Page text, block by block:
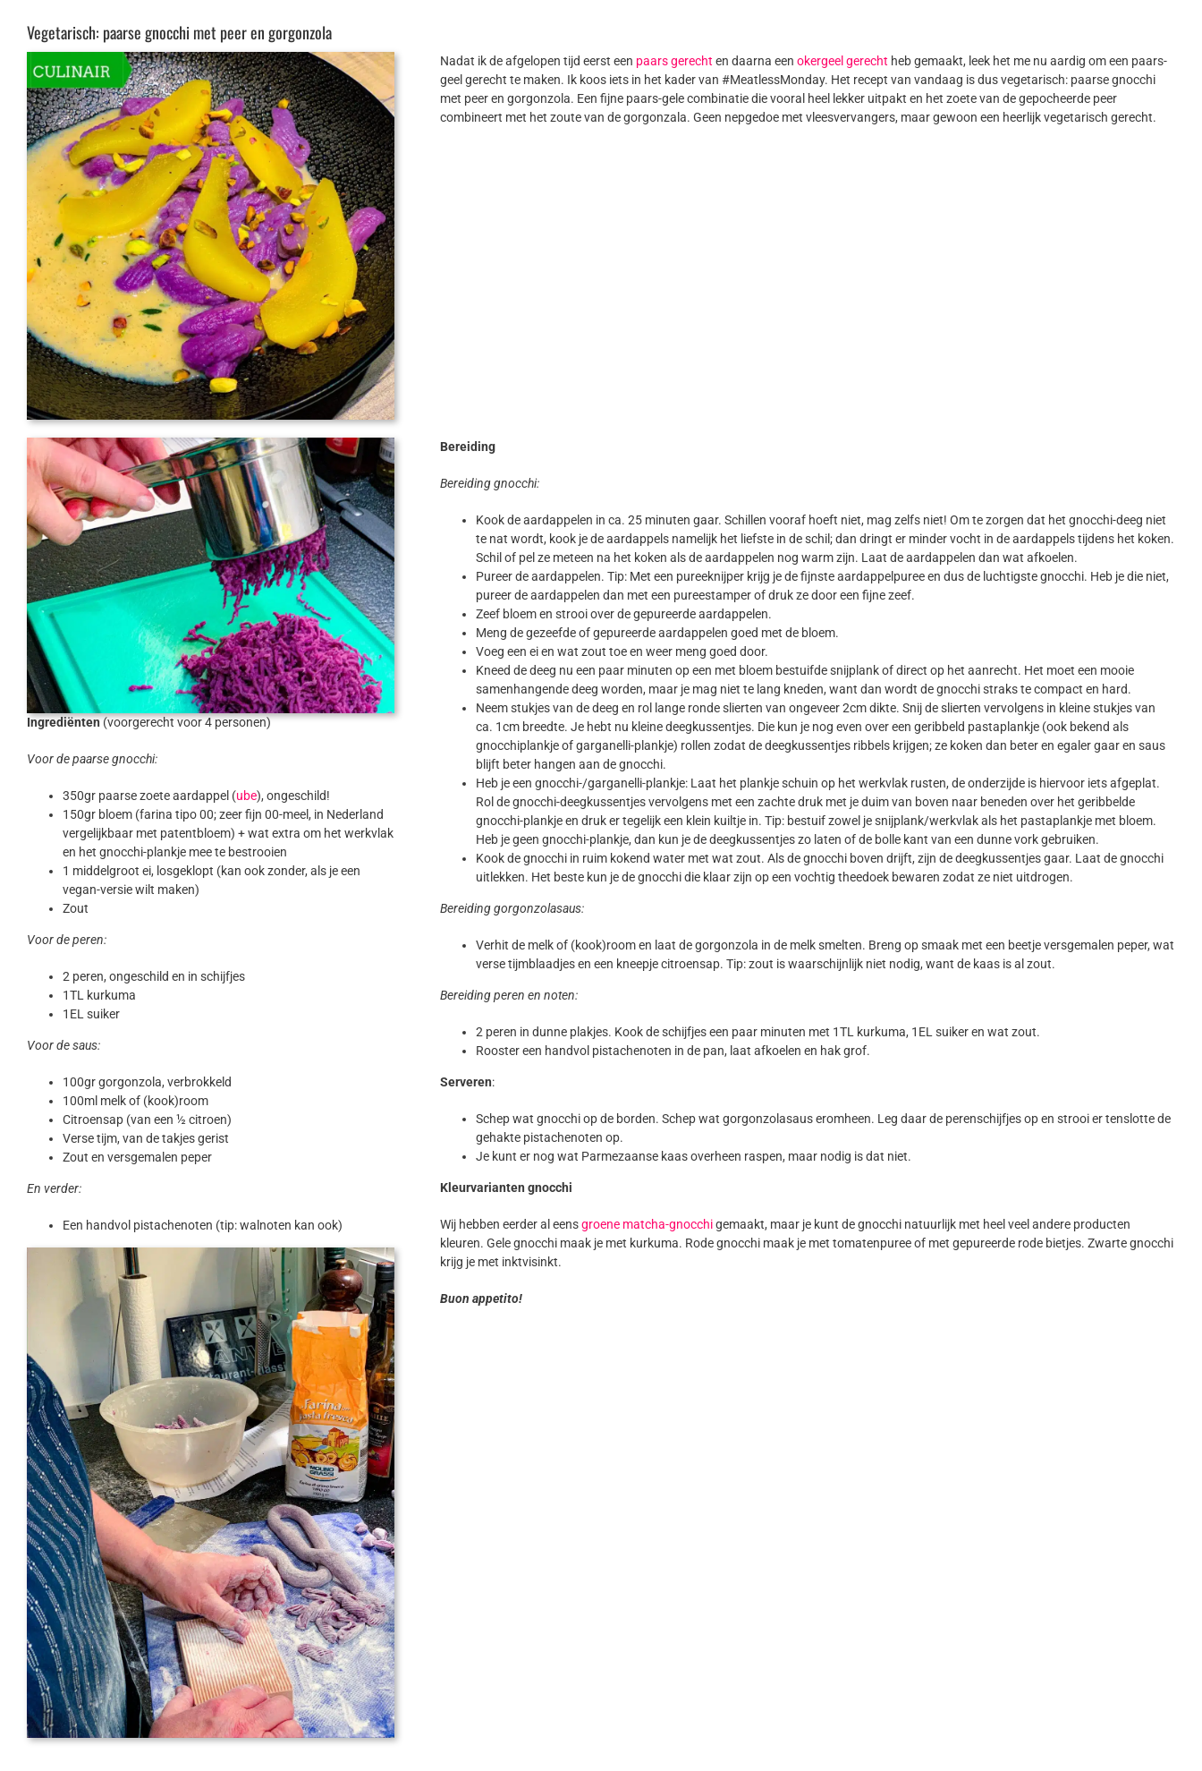
Vegetarisch: paarse gnocchi met peer en gorgonzola
Nadat ik de afgelopen tijd eerst een paars gerecht en daarna eenokergeel gerecht heb gemaakt, leek het me nu aardig om een paars-
geel gerecht te maken. Ik koos iets in het kader van #MeatlessMonday. Het recept van vandaag is dus vegetarisch: paarse gnocchi
met peer en gorgonzola. Een fijne paars-gele combinatie die vooral heel lekker uitpakt en het zoete van de gepocheerde peer
combineert met het zoute van de gorgonzala. Geen nepgedoe met vleesvervangers, maar gewoon een heerlijk vegetarisch gerecht.
Ingrediënten(voorgerecht voor 4 personen)
Voor de paarse gnocchi:
350gr paarse zoete aardappel (ube), ongeschild!
150gr bloem (farina tipo 00; zeer fijn 00-meel, in Nederland
vergelijkbaar met patentbloem) + wat extra om het werkvlak
en het gnocchi-plankje mee te bestrooien
1 middelgroot ei, losgeklopt (kan ook zonder, als je een
vegan-versie wilt maken)
Zout
Voor de peren:
2 peren, ongeschild en in schijfjes
1TL kurkuma
1EL suiker
Voor de saus:
100gr gorgonzola, verbrokkeld
100ml melk of (kook)room
Citroensap (van een ½ citroen)
Verse tijm, van de takjes gerist
Zout en versgemalen peper
En verder:
Een handvol pistachenoten (tip: walnoten kan ook)
Bereiding
Bereiding gnocchi:
Kook de aardappelen in ca. 25 minuten gaar. Schillen vooraf hoeft niet, mag zelfs niet! Om te zorgen dat het gnocchi-deeg niet
te nat wordt, kook je de aardappels namelijk het liefste in de schil; dan dringt er minder vocht in de aardappels tijdens het koken.
Schil of pel ze meteen na het koken als de aardappelen nog warm zijn. Laat de aardappelen dan wat afkoelen.
Pureer de aardappelen. Tip: Met een pureeknijper krijg je de fijnste aardappelpuree en dus de luchtigste gnocchi. Heb je die niet,
pureer de aardappelen dan met een pureestamper of druk ze door een fijne zeef.
Zeef bloem en strooi over de gepureerde aardappelen.
Meng de gezeefde of gepureerde aardappelen goed met de bloem.
Voeg een ei en wat zout toe en weer meng goed door.
Kneed de deeg nu een paar minuten op een met bloem bestuifde snijplank of direct op het aanrecht. Het moet een mooie
samenhangende deeg worden, maar je mag niet te lang kneden, want dan wordt de gnocchi straks te compact en hard.
Neem stukjes van de deeg en rol lange ronde slierten van ongeveer 2cm dikte. Snij de slierten vervolgens in kleine stukjes van
ca. 1cm breedte. Je hebt nu kleine deegkussentjes. Die kun je nog even over een geribbeld pastaplankje (ook bekend als
gnocchiplankje of garganelli-plankje) rollen zodat de deegkussentjes ribbels krijgen; ze koken dan beter en egaler gaar en saus
blijft beter hangen aan de gnocchi.
Heb je een gnocchi-/garganelli-plankje: Laat het plankje schuin op het werkvlak rusten, de onderzijde is hiervoor iets afgeplat.
Rol de gnocchi-deegkussentjes vervolgens met een zachte druk met je duim van boven naar beneden over het geribbelde
gnocchi-plankje en druk er tegelijk een klein kuiltje in. Tip: bestuif zowel je snijplank/werkvlak als het pastaplankje met bloem.
Heb je geen gnocchi-plankje, dan kun je de deegkussentjes zo laten of de bolle kant van een dunne vork gebruiken.
Kook de gnocchi in ruim kokend water met wat zout. Als de gnocchi boven drijft, zijn de deegkussentjes gaar. Laat de gnocchi
uitlekken. Het beste kun je de gnocchi die klaar zijn op een vochtig theedoek bewaren zodat ze niet uitdrogen.
Bereiding gorgonzolasaus:
Verhit de melk of (kook)room en laat de gorgonzola in de melk smelten. Breng op smaak met een beetje versgemalen peper, wat
verse tijmblaadjes en een kneepje citroensap. Tip: zout is waarschijnlijk niet nodig, want de kaas is al zout.
Bereiding peren en noten:
2 peren in dunne plakjes. Kook de schijfjes een paar minuten met 1TL kurkuma, 1EL suiker en wat zout.
Rooster een handvol pistachenoten in de pan, laat afkoelen en hak grof.
Serveren:
Schep wat gnocchi op de borden. Schep wat gorgonzolasaus eromheen. Leg daar de perenschijfjes op en strooi er tenslotte de
gehakte pistachenoten op.
Je kunt er nog wat Parmezaanse kaas overheen raspen, maar nodig is dat niet.
Kleurvarianten gnocchi
Wij hebben eerder al eensgroene matcha-gnocchigemaakt, maar je kunt de gnocchi natuurlijk met heel veel andere producten
kleuren. Gele gnocchi maak je met kurkuma. Rode gnocchi maak je met tomatenpuree of met gepureerde rode bietjes. Zwarte gnocchi
krijg je met inktvisinkt.
Buon appetito!